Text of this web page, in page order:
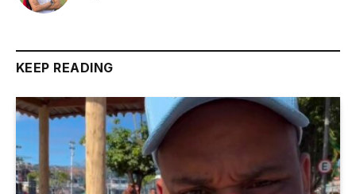
KEEP READING